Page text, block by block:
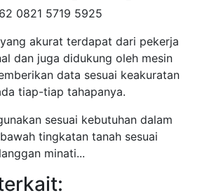
0821 5719 5925
akurat terdapat dari pekerja
dan juga didukung oleh mesin
data sesuai keakuratan
tiap-tiap tahapanya.
sesuai kebutuhan dalam
tingkatan tanah sesuai
minati...